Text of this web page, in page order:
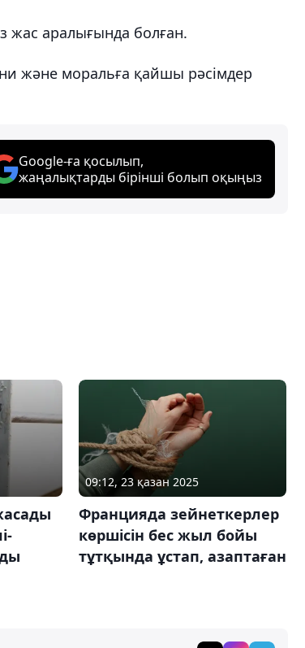
жас аралығында болған.
және моральға қайшы рәсімдер
Google-ға қосылып,
жаңалықтарды бірінші болып оқыңыз
09:12, 23 қазан 2025
Францияда зейнеткерлер
көршісін бес жыл бойы
тұтқында ұстап, азаптаған